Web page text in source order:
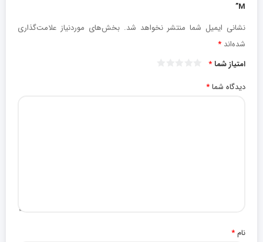
M”
نشانی ایمیل شما منتشر نخواهد شد. بخش‌های موردنیاز علامت‌گذاری
شده‌اند *
امتیاز شما*
دیدگاه شما*
نام*